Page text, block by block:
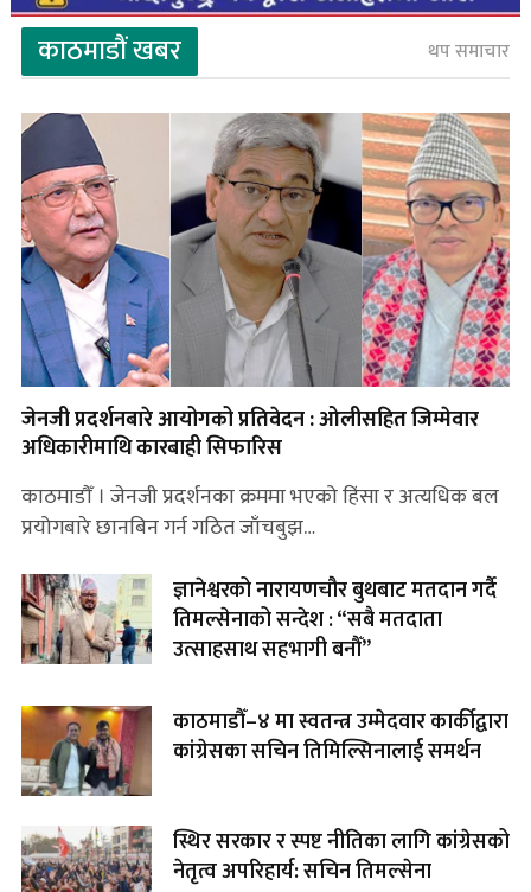
काठमाडौं खबर थप समाचार
जेनजी प्रदर्शनबारे आयोगको प्रतिवेदन : ओलीसहित जिम्मेवार
अधिकारीमाथि कारबाही सिफारिस
काठमाडौँ । जेनजी प्रदर्शनका क्रममा भएको हिंसा र अत्यधिक बल
प्रयोगबारे छानबिन गर्न गठित जाँचबुझ…
ज्ञानेश्वरको नारायणचौर बुथबाट मतदान गर्दै
तिमल्सेनाको सन्देश : “सबै मतदाता
उत्साहसाथ सहभागी बनौँ”
काठमाडौँ–४ मा स्वतन्त्र उम्मेदवार कार्कीद्वारा
कांग्रेसका सचिन तिमिल्सिनालाई समर्थन
स्थिर सरकार र स्पष्ट नीतिका लागि कांग्रेसको
नेतृत्व अपरिहार्य: सचिन तिमल्सेना